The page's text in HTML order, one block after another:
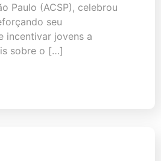
Paulo (ACSP), celebrou
seu
incentivar jovens a
sobre o […]